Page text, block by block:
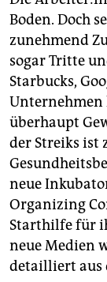
Boden. Doch
zunehmend
sogar Tritte
Starbucks,
Unternehmen
überhaupt
der Streiks ist
neue
Organizing
Starthilfe für
neue Medien
detailliert aus